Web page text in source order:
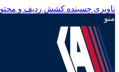
ناوبری چسبنده کشش ردیف و محتوا
منو